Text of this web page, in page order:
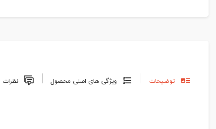
توضیحات ویژگی های اصلی محصول نظرات